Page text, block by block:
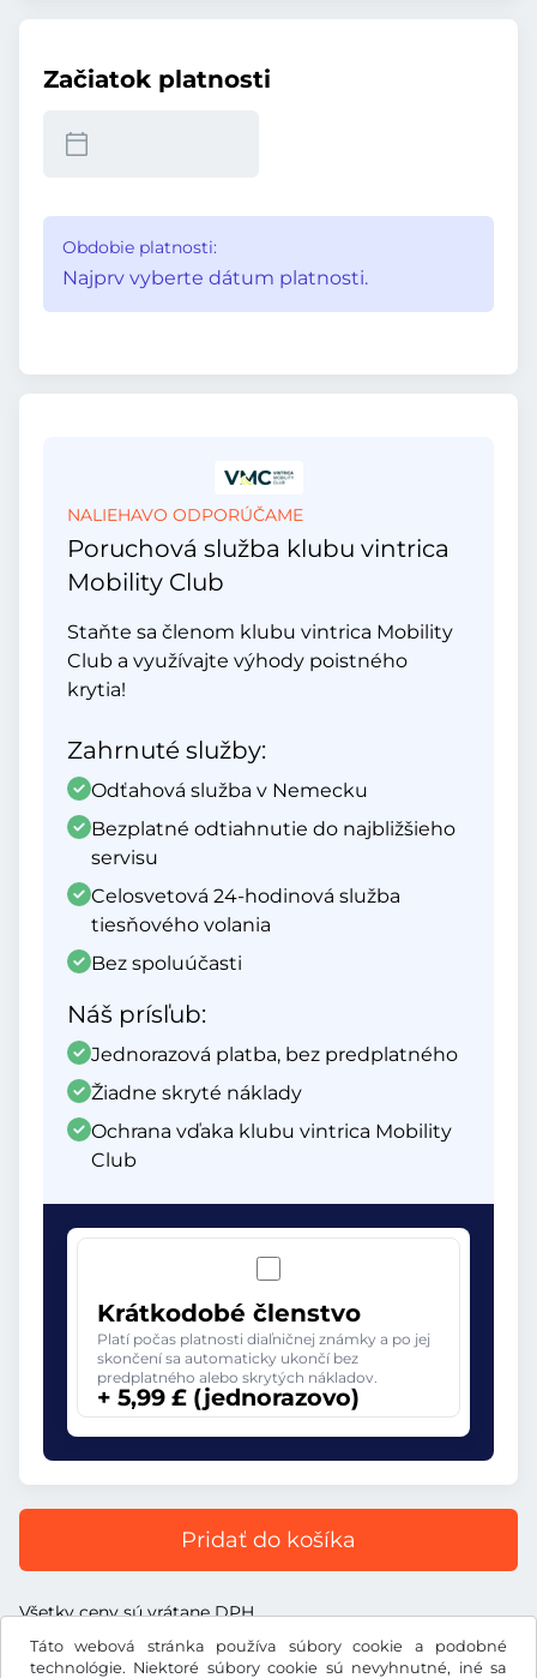
Táto webová stránka používa súbory cookie a podobné
technológie. Niektoré súbory cookie sú nevyhnutné, iné sa
Začiatok platnosti
Obdobie platnosti:
Najprv vyberte dátum platnosti.
NALIEHAVO ODPORÚČAME
Poruchová služba klubu vintrica
Mobility Club
Staňte sa členom klubu vintrica Mobility
Club a využívajte výhody poistného
krytia!
Zahrnuté služby:
Odťahová služba v Nemecku
Bezplatné odtiahnutie do najbližšieho
servisu
Celosvetová 24-hodinová služba
tiesňového volania
Bez spoluúčasti
Náš prísľub:
Jednorazová platba, bez predplatného
Žiadne skryté náklady
Ochrana vďaka klubu vintrica Mobility
Club
Krátkodobé členstvo
Platí počas platnosti diaľničnej známky a po jej
skončení sa automaticky ukončí bez
predplatného alebo skrytých nákladov.
+ 5,99 £ (jednorazovo)
Pridať do košíka
Všetky ceny sú vrátane DPH.